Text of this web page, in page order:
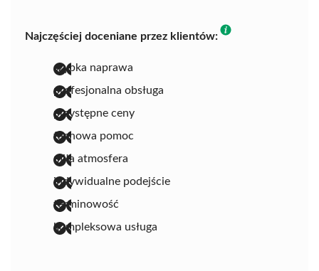
Najczęściej doceniane przez klientów:
szybka naprawa
profesjonalna obsługa
przystępne ceny
fachowa pomoc
miła atmosfera
indywidualne podejście
terminowość
kompleksowa usługa